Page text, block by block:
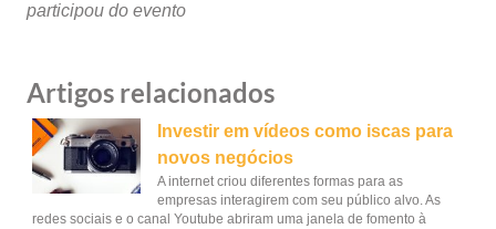
participou do evento
Artigos relacionados
Investir em vídeos como iscas para
novos negócios
A internet criou diferentes formas para as
empresas interagirem com seu público alvo. As
redes sociais e o canal Youtube abriram uma janela de fomento à